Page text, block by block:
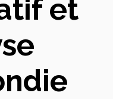
et